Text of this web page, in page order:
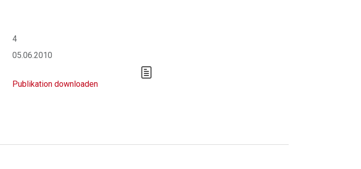
4
05.06.2010
Publikation downloaden